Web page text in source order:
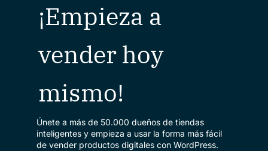
¡Empieza a
vender hoy
mismo!
Únete a más de 50.000 dueños de tiendas
inteligentes y empieza a usar la forma más fácil
de vender productos digitales con WordPress.